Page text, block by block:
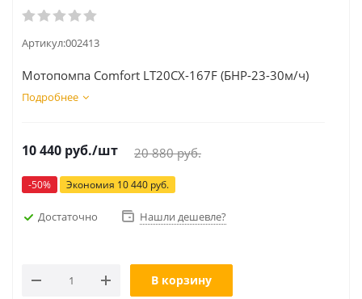
Артикул:002413
Мотопомпа Comfort LT20CX-167F (БНР-23-30м/ч)
Подробнее
10 440 руб./шт 20 880руб.
-50% Экономия 10 440 руб.
Достаточно Нашли дешевле?
В корзину